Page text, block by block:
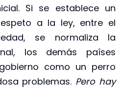
Si se establece un
a la ley, entre el
se normaliza la
los demás países
como un perro
problemas. Pero hay